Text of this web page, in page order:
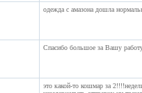
одежда с амазона дошла
Спасибо большое за Вашу
это какой-то кошмар за